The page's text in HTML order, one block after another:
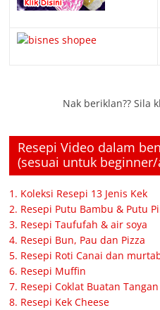
Nak beriklan?? Sila
Resepi Video dalam
(sesuai untuk
1. Koleksi Resepi 13 Jenis Kek
2. Resepi Putu Bambu & Putu
3. Resepi Taufufah & air soya
4. Resepi Bun, Pau dan Pizza
5. Resepi Roti Canai dan
6. Resepi Muffin
7. Resepi Coklat Buatan Tangan
8. Resepi Kek Cheese